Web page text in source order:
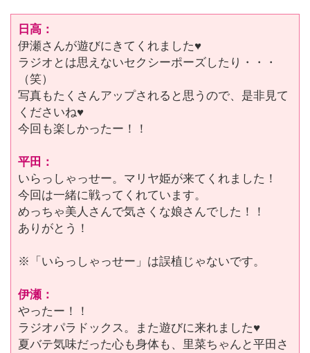
日高：
伊瀬さんが遊びにきてくれました♥
ラジオとは思えないセクシーポーズしたり・・・
（笑）
写真もたくさんアップされると思うので、是非見て
くださいね♥
今回も楽しかったー！！
平田：
いらっしゃっせー。マリヤ姫が来てくれました！
今回は一緒に戦ってくれています。
めっちゃ美人さんで気さくな娘さんでした！！
ありがとう！
※「いらっしゃっせー」は誤植じゃないです。
伊瀬：
やったー！！
ラジオパラドックス。また遊びに来れました♥
夏バテ気味だった心も身体も、里菜ちゃんと平田さ